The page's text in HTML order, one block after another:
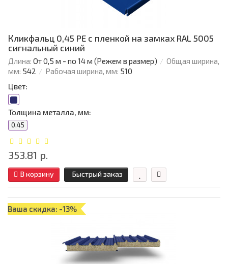
Кликфальц 0,45 PE с пленкой на замках RAL 5005
сигнальный синий
Длина: От 0,5 м - по 14 м (Режем в размер)
Общая ширина,
мм: 542 Рабочая ширина, мм: 510
Цвет:
Толщина металла, мм:
0.45
353.81 р.
В корзину Быстрый заказ
Ваша скидка: -13%